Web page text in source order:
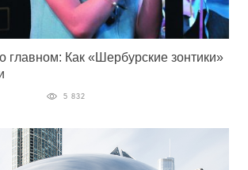
главном: Как «Шербурские зонтики»
5 832